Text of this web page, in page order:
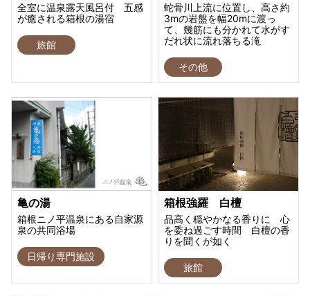
全室に温泉露天風呂付 五感
が癒される箱根の湯宿
旅館
蛇骨川上流に位置し、高さ約
3mの岩盤を幅20mに渡っ
て、幾筋にも分かれて水がす
だれ状に流れ落ちる滝
その他
亀の湯
箱根ニノ平温泉にある自家源
泉の共同浴場
日帰り専門施設
箱根強羅 白檀
品高く穏やかなる香りに 心
を委ね過ごす時間 白檀の香
りを聞くが如く
旅館